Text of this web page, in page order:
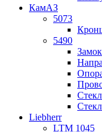
КамАЗ
5073
5490
Liebherr
LTM 1045